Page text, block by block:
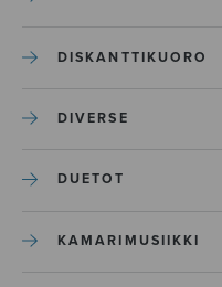
DISKANTTIKUORO
DIVERSE
DUETOT
KAMARIMUSIIKKI